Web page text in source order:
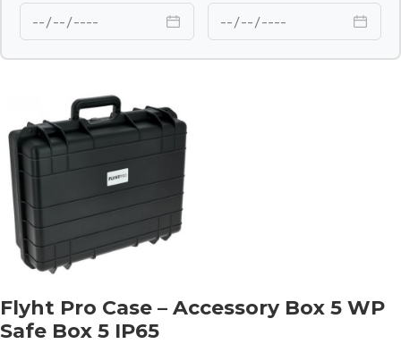
Flyht Pro Case – Accessory Box 5 WP
Safe Box 5 IP65